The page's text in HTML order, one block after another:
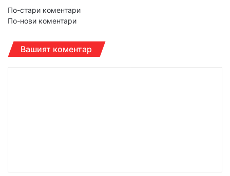
Навигация
коментарите
По-стари коментари
По-нови коментари
Вашият коментар